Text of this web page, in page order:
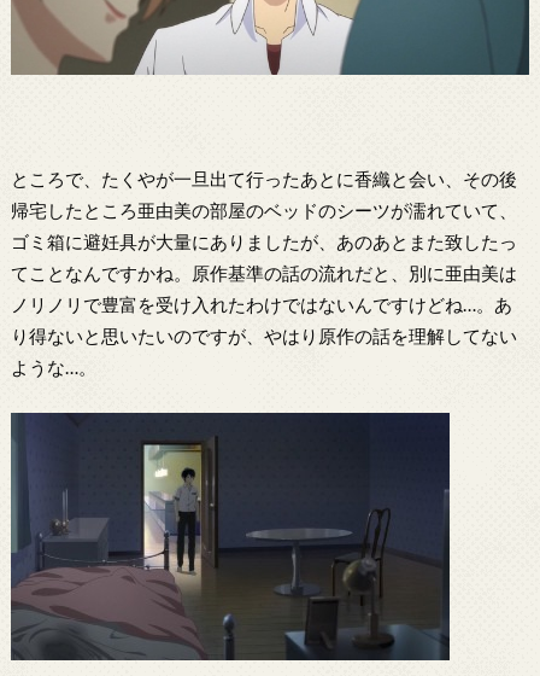
ところで、たくやが一旦出て行ったあとに香織と会い、その後
帰宅したところ亜由美の部屋のベッドのシーツが濡れていて、
ゴミ箱に避妊具が大量にありましたが、あのあとまた致したっ
てことなんですかね。原作基準の話の流れだと、別に亜由美は
ノリノリで豊富を受け入れたわけではないんですけどね…。あ
り得ないと思いたいのですが、やはり原作の話を理解してない
ような…。